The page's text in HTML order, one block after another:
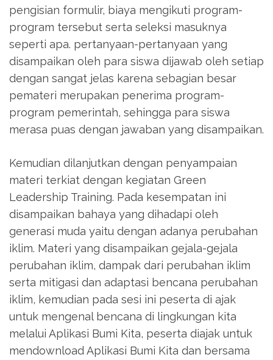
pengisian formulir, biaya mengikuti program-
program tersebut serta seleksi masuknya
seperti apa. pertanyaan-pertanyaan yang
disampaikan oleh para siswa dijawab oleh setiap
dengan sangat jelas karena sebagian besar
pemateri merupakan penerima program-
program pemerintah, sehingga para siswa
merasa puas dengan jawaban yang disampaikan.
Kemudian dilanjutkan dengan penyampaian
materi terkiat dengan kegiatan Green
Leadership Training. Pada kesempatan ini
disampaikan bahaya yang dihadapi oleh
generasi muda yaitu dengan adanya perubahan
iklim. Materi yang disampaikan gejala-gejala
perubahan iklim, dampak dari perubahan iklim
serta mitigasi dan adaptasi bencana perubahan
iklim, kemudian pada sesi ini peserta di ajak
untuk mengenal bencana di lingkungan kita
melalui Aplikasi Bumi Kita, peserta diajak untuk
mendownload Aplikasi Bumi Kita dan bersama